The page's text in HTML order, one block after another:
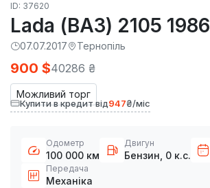
ID: 37620
Lada (ВАЗ) 2105 1986
07.07.2017 Тернопіль
Можливий торг
900 $40286 ₴
Купити в кредит від947₴/міс
Одометр
100 000 км
Двигун
Бензин, 0 к.с.
Передача
Механіка